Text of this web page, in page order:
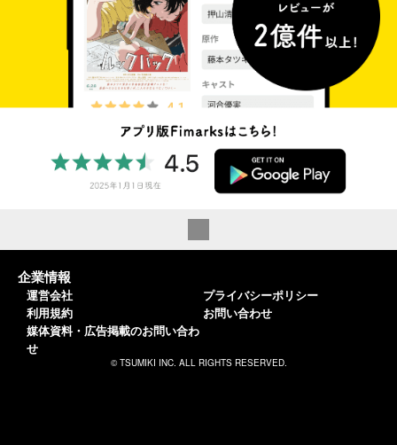
企業情報
運営会社
利用規約
媒体資料・広告掲載のお問い合わ
せ
プライバシーポリシー
お問い合わせ
© TSUMIKI INC. ALL RIGHTS RESERVED.